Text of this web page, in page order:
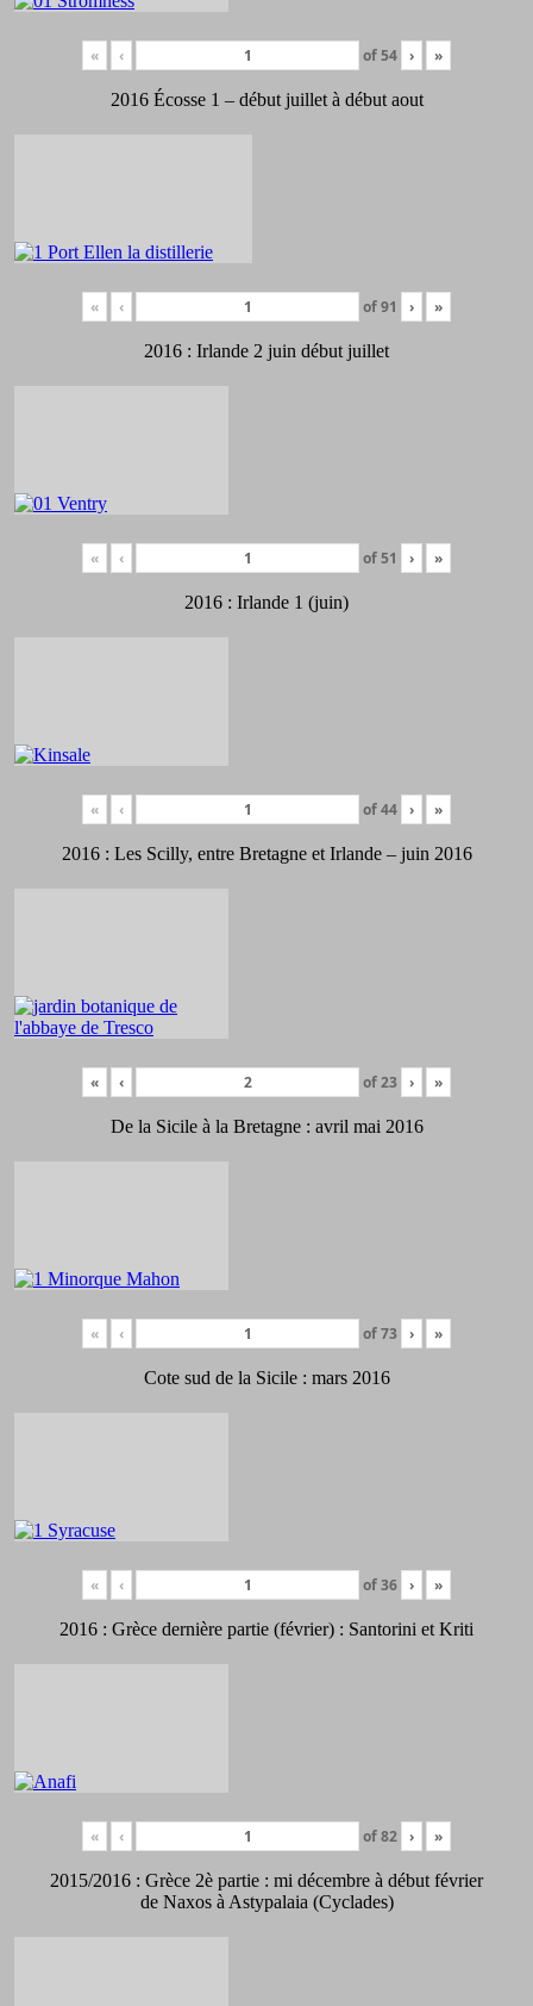
« ‹ of54 › »
2016 Écosse 1 – début juillet à début aout
« ‹ of91 › »
2016 : Irlande 2 juin début juillet
« ‹ of51 › »
2016 : Irlande 1 (juin)
« ‹ of44 › »
2016 : Les Scilly, entre Bretagne et Irlande – juin 2016
« ‹ of23 › »
De la Sicile à la Bretagne : avril mai 2016
« ‹ of73 › »
Cote sud de la Sicile : mars 2016
« ‹ of36 › »
2016 : Grèce dernière partie (février) : Santorini et Kriti
« ‹ of82 › »
2015/2016 : Grèce 2è partie : mi décembre à début février
de Naxos à Astypalaia (Cyclades)